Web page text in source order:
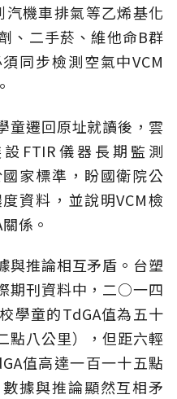
汽機車排氣等乙烯基化
、二手菸、維他命B群
同步檢測空氣中VCM
童遷回原址就讀後，雲
FTIR儀器長期監測
家標準，盼國衛院公
資料，並說明VCM檢
係。
與推論相互矛盾。台塑
期刊資料中，二○一四
學童的TdGA值為五十
點八公里），但距六輕
值高達一百一十五點
據與推論顯然互相矛